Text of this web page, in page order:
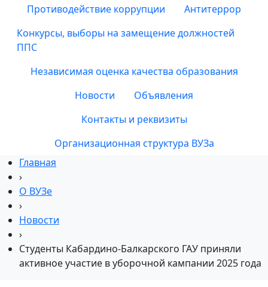
Противодействие коррупции
Антитеррор
Конкурсы, выборы на замещение должностей
ППС
Независимая оценка качества образования
Новости
Объявления
Контакты и реквизиты
Организационная структура ВУЗа
Главная
›
О ВУЗе
›
Новости
›
Студенты Кабардино-Балкарского ГАУ приняли
активное участие в уборочной кампании 2025 года